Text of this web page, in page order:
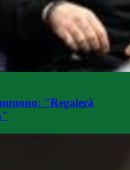
"Regalerà